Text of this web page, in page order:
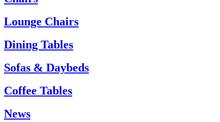
Kundenservice:
Tel.: +45 66 12 14 04
info@carlhansen.dk
Lounge Chairs
Dining Tables
Sofas & Daybeds
Coffee Tables
News